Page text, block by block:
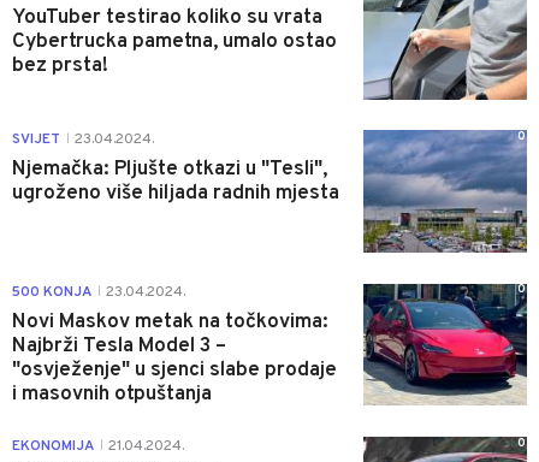
YouTuber testirao koliko su vrata
Cybertrucka pametna, umalo ostao
bez prsta!
SVIJET 23.04.2024.
Njemačka: Pljušte otkazi u "Tesli",
ugroženo više hiljada radnih mjesta
0
500 KONJA 23.04.2024.
Novi Maskov metak na točkovima:
Najbrži Tesla Model 3 –
"osvježenje" u sjenci slabe prodaje
i masovnih otpuštanja
0
EKONOMIJA 21.04.2024. 0